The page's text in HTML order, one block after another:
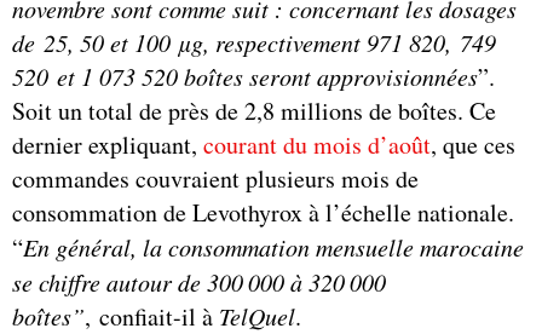
novembre sont comme suit : concernant les dosages
de 25, 50 et 100 µg, respectivement 971 820, 749
520 et 1 073 520 boîtes seront approvisionnées”.
Soit un total de près de 2,8 millions de boîtes. Ce
dernier expliquant, courant du mois d’août, que ces
commandes couvraient plusieurs mois de
consommation de Levothyrox à l’échelle nationale.
“En général, la consommation mensuelle marocaine
se chiffre autour de 300000 à 320000
boîtes”, confiait-il à TelQuel.